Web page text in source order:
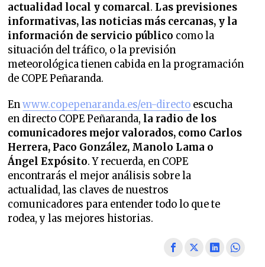
actualidad local y comarcal. Las previsiones
informativas, las noticias más cercanas, y la
información de servicio público como la
situación del tráfico, o la previsión
meteorológica tienen cabida en la programación
de COPE Peñaranda.
Enwww.copepenaranda.es/en-directo escucha
en directo COPE Peñaranda, la radio de los
comunicadores mejor valorados, como Carlos
Herrera, Paco González, Manolo Lama o
Ángel Expósito. Y recuerda, en COPE
encontrarás el mejor análisis sobre la
actualidad, las claves de nuestros
comunicadores para entender todo lo que te
rodea, y las mejores historias.